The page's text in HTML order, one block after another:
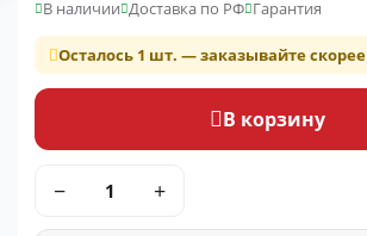
В наличии Доставка по РФ Гарантия
Осталось 1 шт. — заказывайте скорее
В корзину
− +